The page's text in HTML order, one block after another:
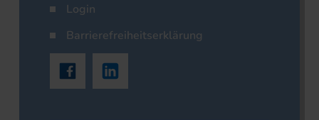
Login
Barrierefreiheitserklärung